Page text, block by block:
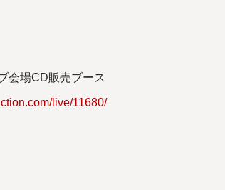
会場CD販売ブース
live/11680/